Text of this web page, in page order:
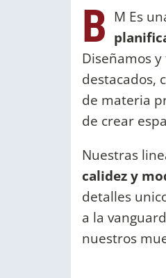
B M Es
Diseñamos
destacados,
de materia
de crear
Nuestras
calidez y
detalles
a la
nuestros